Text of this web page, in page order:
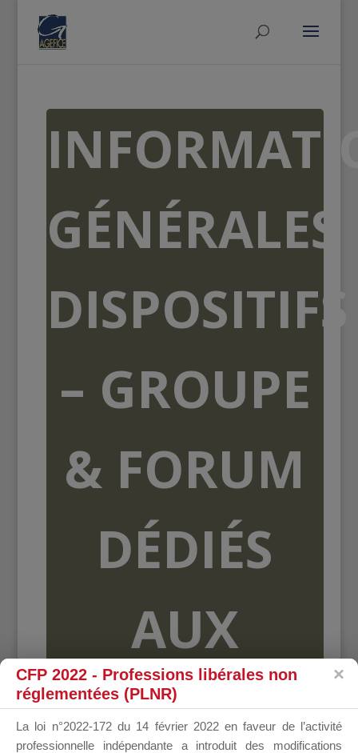
GÉNÉRALES
DISPOSITIFS
– GROUPE
& FORUM
DÉDIÉS
AUX
CFP 2022 - Professions libérales non
réglementées (PLNR)
La loi n°2022-172 du 14 février 2022 en faveur de l’activité
professionnelle indépendante a introduit des modifications